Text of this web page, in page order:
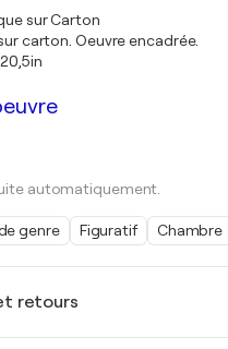
retours
sur Carton
carton. Oeuvre encadrée.
automatiquement.
genre Figuratif Chambre